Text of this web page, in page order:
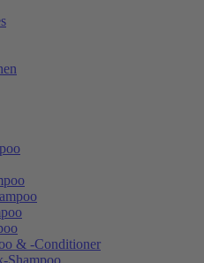
& -Conditioner
Shampoo